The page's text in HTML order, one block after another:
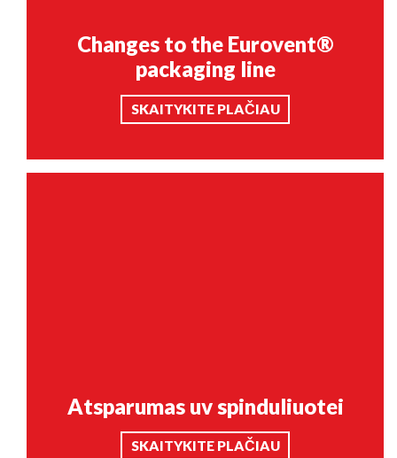
Changes to the Eurovent®
packaging line
SKAITYKITE PLAČIAU
Atsparumas uv spinduliuotei
SKAITYKITE PLAČIAU